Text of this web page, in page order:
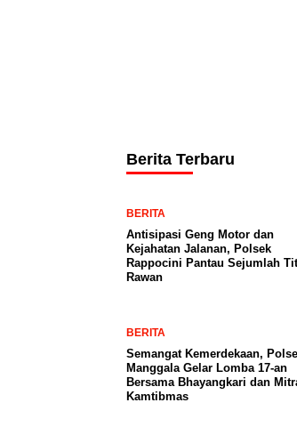
Berita Terbaru
BERITA
Antisipasi Geng Motor dan
Kejahatan Jalanan, Polsek
Rappocini Pantau Sejumlah
Rawan
BERITA
Semangat Kemerdekaan,
Manggala Gelar Lomba 17-an
Bersama Bhayangkari dan
Kamtibmas